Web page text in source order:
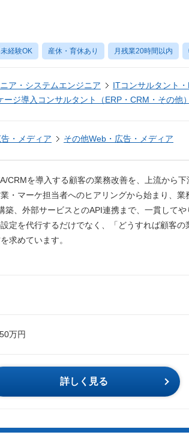
経験OK 産休・育休あり 月残業20時間以内
ア・システムエンジニア
ITコンサルタント
ージ導入コンサルタント（ERP・CRM・その他）
・メディア その他Web・広告・メディア
CRMを導入する顧客の業務改善を、上流から下
・マーケ担当者へのヒアリングから始まり、
築、外部サービスとのAPI連携まで、一貫してや
定を代行するだけでなく、「どうすれば顧客
求めています。
万円
詳しく見る